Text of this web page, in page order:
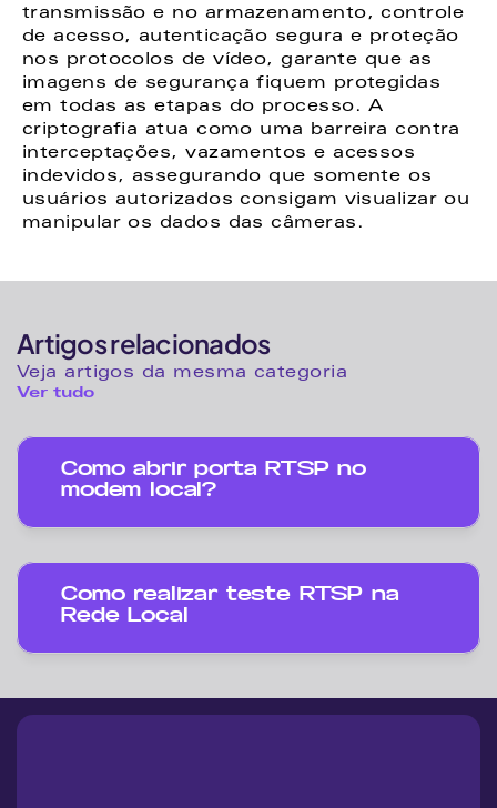
transmissão e no armazenamento, controle
de acesso, autenticação segura e proteção
nos protocolos de vídeo, garante que as
imagens de segurança fiquem protegidas
em todas as etapas do processo. A
criptografia atua como uma barreira contra
interceptações, vazamentos e acessos
indevidos, assegurando que somente os
usuários autorizados consigam visualizar ou
manipular os dados das câmeras.
Artigos relacionados
Veja artigos da mesma categoria
Ver tudo
Como abrir porta RTSP no
modem local?
Como realizar teste RTSP na
Rede Local